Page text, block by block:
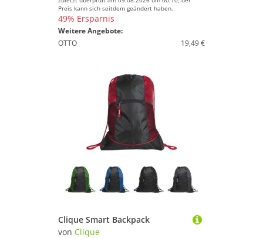
Preis kann sich seitdem geändert haben.
49% Ersparnis
Weitere Angebote:
OTTO
19,49 €
Clique Smart Backpack
von Clique